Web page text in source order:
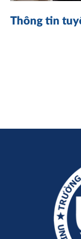
Thông tin